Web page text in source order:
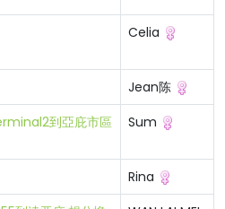
Celia
Jean陈
到亞庇市區 Sum
Rina